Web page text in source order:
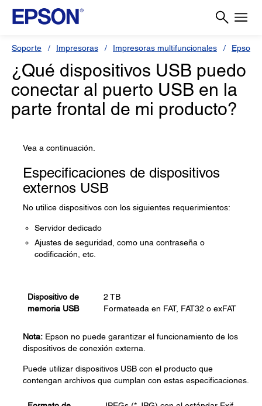
Soporte Impresoras Impresoras multifuncionales Epson
¿Qué dispositivos USB puedo
conectar al puerto USB en la
parte frontal de mi producto?
Vea a continuación.
Especificaciones de dispositivos
externos USB
No utilice dispositivos con los siguientes requerimientos:
Servidor dedicado
Ajustes de seguridad, como una contraseña o
codificación, etc.
Dispositivo de
memoria USB
2 TB
Formateada en FAT, FAT32 o exFAT
Nota: Epson no puede garantizar el funcionamiento de los
dispositivos de conexión externa.
Puede utilizar dispositivos USB con el producto que
contengan archivos que cumplan con estas especificaciones.